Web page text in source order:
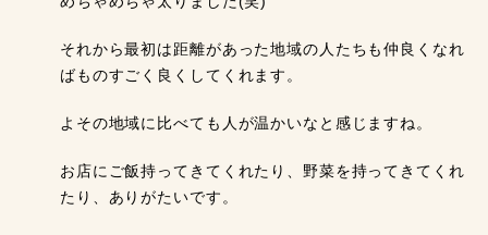
それから最初は距離があった地域の人たちも仲良くなれ
ばものすごく良くしてくれます。
よその地域に比べても人が温かいなと感じますね。
お店にご飯持ってきてくれたり、野菜を持ってきてくれ
たり、ありがたいです。